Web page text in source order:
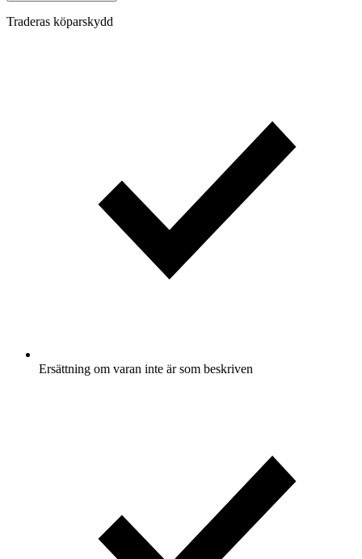
Traderas köparskydd
Ersättning om varan inte är som beskriven